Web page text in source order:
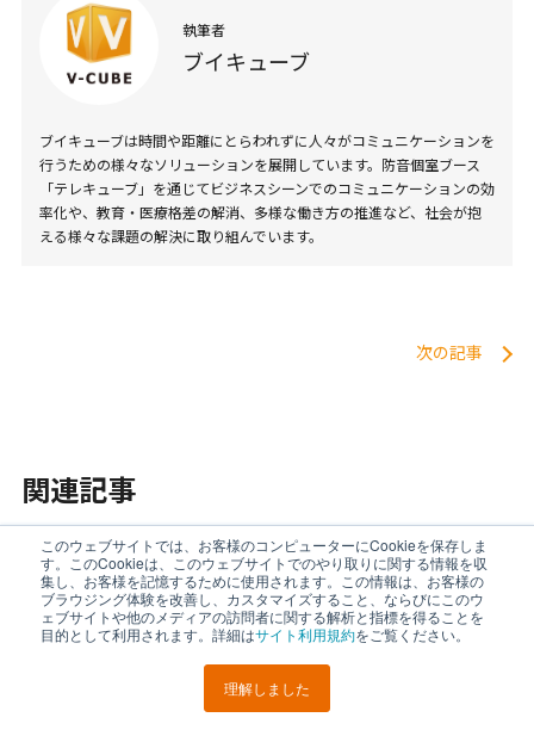
このウェブサイトでは、お客様のコンピューターにCookieを保存しま
す。このCookieは、このウェブサイトでのやり取りに関する情報を収
集し、お客様を記憶するために使用されます。この情報は、お客様の
ブラウジング体験を改善し、カスタマイズすること、ならびにこのウ
ェブサイトや他のメディアの訪問者に関する解析と指標を得ることを
目的として利用されます。詳細はサイト利用規約をご覧ください。
理解しました
シェア
LINEで
送る
執筆者
ブイキューブ
ブイキューブは時間や距離にとらわれずに人々がコミュニケーションを
行うための様々なソリューションを展開しています。防音個室ブース
「テレキューブ」を通じてビジネスシーンでのコミュニケーションの効
率化や、教育・医療格差の解消、多様な働き方の推進など、社会が抱
える様々な課題の解決に取り組んでいます。
次の記事
関連記事
2025年08月26日
【解説】フリーアドレスは時代遅れ？
失敗の要因と成功のポイント4選
生産性
オフィスレイアウト・デザイン・設計